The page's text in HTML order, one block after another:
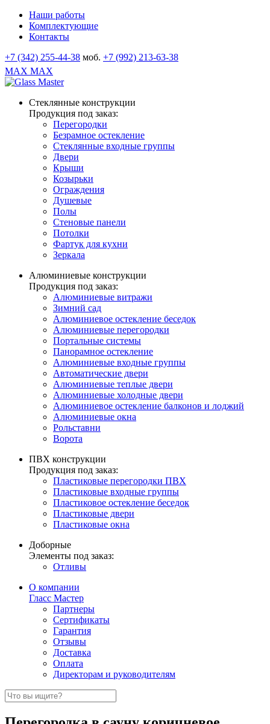
Наши работы
Комплектующие
Контакты
+7 (342) 255-44-38 моб. +7 (992) 213-63-38
MAX MAX
Стеклянные конструкции
Продукция под заказ:
Перегородки
Безрамное остекление
Стеклянные входные группы
Двери
Крыши
Козырьки
Ограждения
Душевые
Полы
Стеновые панели
Потолки
Фартук для кухни
Зеркала
Алюминиевые конструкции
Продукция под заказ:
Алюминиевые витражи
Зимний сад
Алюминиевое остекление беседок
Алюминиевые перегородки
Портальные системы
Панорамное остекление
Алюминиевые входные группы
Автоматические двери
Алюминиевые теплые двери
Алюминиевые холодные двери
Алюминиевое остекление балконов и лоджий
Алюминиевые окна
Рольставни
Ворота
ПВХ конструкции
Продукция под заказ:
Пластиковые перегородки ПВХ
Пластиковые входные группы
Пластиковое остекление беседок
Пластиковые двери
Пластиковые окна
Доборные
Элементы под заказ:
Отливы
О компании
Гласс Мастер
Партнеры
Сертификаты
Гарантия
Отзывы
Доставка
Оплата
Директорам и руководителям